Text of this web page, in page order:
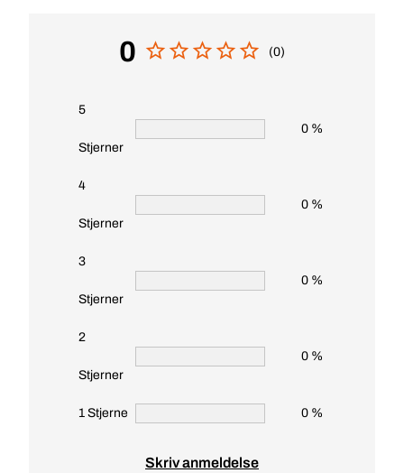
0 (0)
5
Stjerner
0 %
4
Stjerner
0 %
3
Stjerner
0 %
2
Stjerner
0 %
1 Stjerne 0 %
Skriv anmeldelse